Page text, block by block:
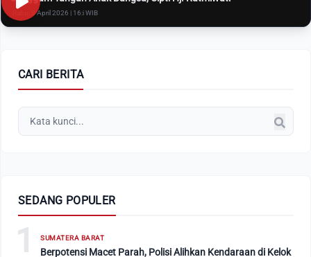
Rabu, 8 April 2026 | 16:i WIB
CARI BERITA
SEDANG POPULER
1 SUMATERA BARAT
Berpotensi Macet Parah, Polisi Alihkan Kendaraan di Kelok